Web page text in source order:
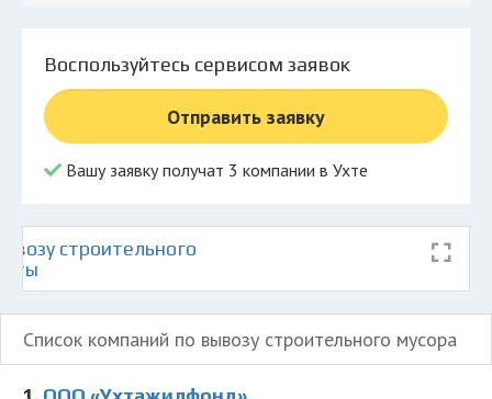
Личный кабинет
© 2026 Все права защищены
Воспользуйтесь сервисом заявок
Отправить заявку
Вашу заявку получат 3 компании в Ухте
строительного
Список компаний по вывозу строительного мусора